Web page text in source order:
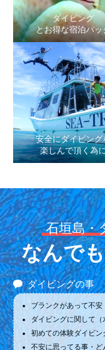
ダイビング
とお得な宿泊パッ
安全にダイビング
楽しんで頂く為
石垣島・
なんで
ダイビングの事
ブランクがあって不安
ダイビングに関して（
初めての体験ダイビン
不安に思ってる事・